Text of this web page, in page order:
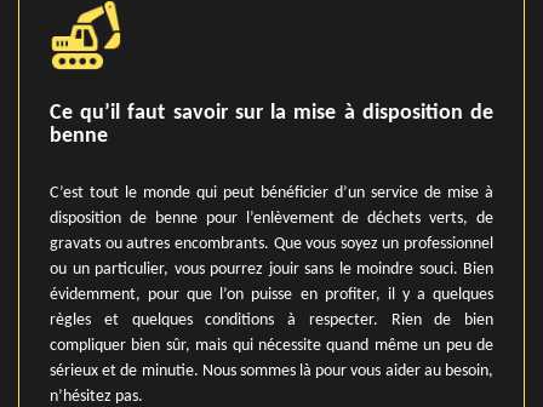
Ce qu’il faut savoir sur la mise à disposition de
benne
C’est tout le monde qui peut bénéficier d’un service de mise à
disposition de benne pour l’enlèvement de déchets verts, de
gravats ou autres encombrants. Que vous soyez un professionnel
ou un particulier, vous pourrez jouir sans le moindre souci. Bien
évidemment, pour que l’on puisse en profiter, il y a quelques
règles et quelques conditions à respecter. Rien de bien
compliquer bien sûr, mais qui nécessite quand même un peu de
sérieux et de minutie. Nous sommes là pour vous aider au besoin,
n’hésitez pas.